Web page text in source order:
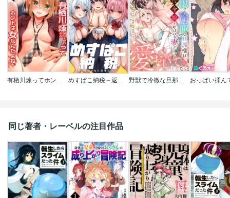
有栖川煉ってホントは女なんだよね｡ めすぱこ納税～返礼品は私の身体です…～ 野獣で冷徹な旦那様は､悪役令嬢と呼ばれる妻が愛おしくて仕方ない
同じ著者・レーベルの注目作品